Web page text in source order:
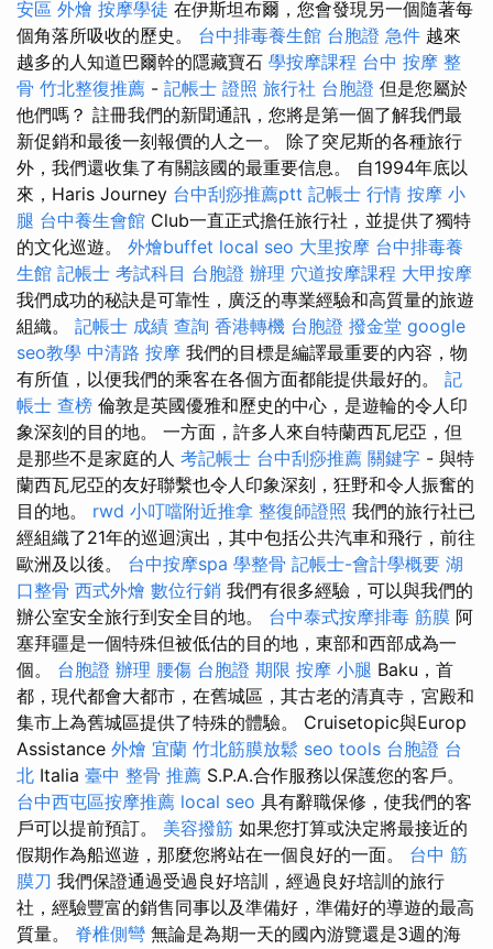
安區 外燴 按摩學徒 在伊斯坦布爾，您會發現另一個隨著每
個角落所吸收的歷史。 台中排毒養生館 台胞證 急件 越來
越多的人知道巴爾幹的隱藏寶石 學按摩課程 台中 按摩 整
骨 竹北整復推薦 - 記帳士 證照 旅行社 台胞證 但是您屬於
他們嗎？ 註冊我們的新聞通訊，您將是第一個了解我們最
新促銷和最後一刻報價的人之一。 除了突尼斯的各種旅行
外，我們還收集了有關該國的最重要信息。 自1994年底以
來，Haris Journey 台中刮痧推薦ptt 記帳士 行情 按摩 小
腿 台中養生會館 Club一直正式擔任旅行社，並提供了獨特
的文化巡遊。 外燴buffet local seo 大里按摩 台中排毒養
生館 記帳士 考試科目 台胞證 辦理 穴道按摩課程 大甲按摩
我們成功的秘訣是可靠性，廣泛的專業經驗和高質量的旅遊
組織。 記帳士 成績 查詢 香港轉機 台胞證 撥金堂 google
seo教學 中清路 按摩 我們的目標是編譯最重要的內容，物
有所值，以便我們的乘客在各個方面都能提供最好的。 記
帳士 查榜 倫敦是英國優雅和歷史的中心，是遊輪的令人印
象深刻的目的地。 一方面，許多人來自特蘭西瓦尼亞，但
是那些不是家庭的人 考記帳士 台中刮痧推薦 關鍵字 - 與特
蘭西瓦尼亞的友好聯繫也令人印象深刻，狂野和令人振奮的
目的地。 rwd 小叮噹附近推拿 整復師證照 我們的旅行社已
經組織了21年的巡迴演出，其中包括公共汽車和飛行，前往
歐洲及以後。 台中按摩spa 學整骨 記帳士-會計學概要 湖
口整骨 西式外燴 數位行銷 我們有很多經驗，可以與我們的
辦公室安全旅行到安全目的地。 台中泰式按摩排毒 筋膜 阿
塞拜疆是一個特殊但被低估的目的地，東部和西部成為一
個。 台胞證 辦理 腰傷 台胞證 期限 按摩 小腿 Baku，首
都，現代都會大都市，在舊城區，其古老的清真寺，宮殿和
集市上為舊城區提供了特殊的體驗。 Cruisetopic與Europ
Assistance 外燴 宜蘭 竹北筋膜放鬆 seo tools 台胞證 台
北 Italia 臺中 整骨 推薦 S.P.A.合作服務以保護您的客戶。
台中西屯區按摩推薦 local seo 具有辭職保修，使我們的客
戶可以提前預訂。 美容撥筋 如果您打算或決定將最接近的
假期作為船巡遊，那麼您將站在一個良好的一面。 台中 筋
膜刀 我們保證通過受過良好培訓，經過良好培訓的旅行
社，經驗豐富的銷售同事以及準備好，準備好的導遊的最高
質量。 脊椎側彎 無論是為期一天的國內游覽還是3週的海